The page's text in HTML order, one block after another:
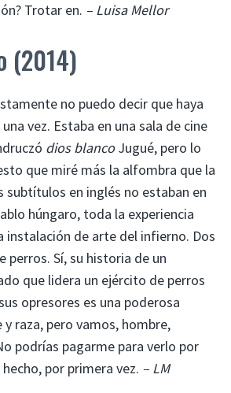
Trotar en. – Luisa Mellor
(2014)
no puedo decir que haya
vez. Estaba en una sala de cine
dios blancoJugué, pero lo
que miré más la alfombra que la
subtítulos en inglés no estaban en
húngaro, toda la experiencia
instalación de arte del infierno. Dos
perros. Sí, su historia de un
que lidera un ejército de perros
opresores es una poderosa
raza, pero vamos, hombre,
podrías pagarme para verlo por
por primera vez. – LM